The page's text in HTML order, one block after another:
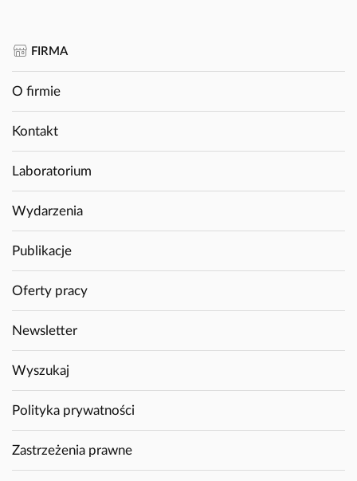
FIRMA
O firmie
Kontakt
Laboratorium
Wydarzenia
Publikacje
Oferty pracy
Newsletter
Wyszukaj
Polityka prywatności
Zastrzeżenia prawne